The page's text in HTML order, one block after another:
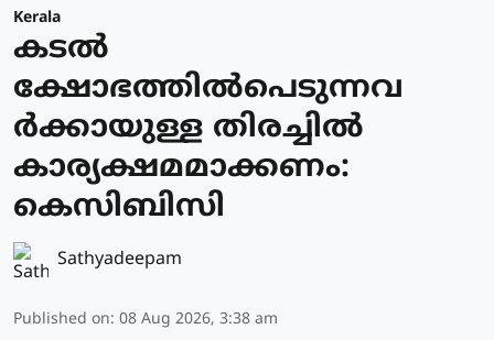
Kerala
കടല്‍
ക്ഷോഭത്തില്‍പെടുന്നവ
ര്‍ക്കായുള്ള തിരച്ചില്‍
കാര്യക്ഷമമാക്കണം:
കെസിബിസി
Sathyadeepam
Published on: 08 Aug 2026, 3:38 am